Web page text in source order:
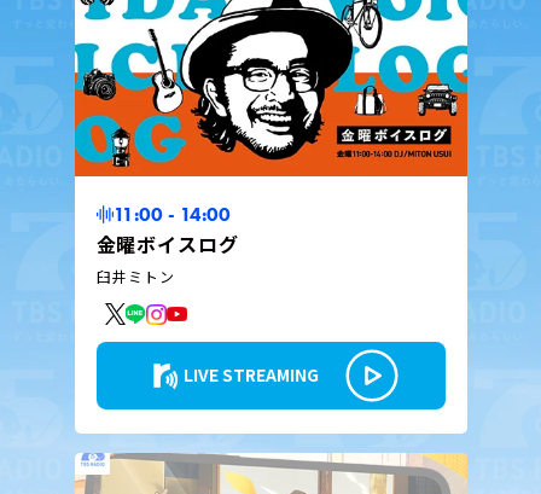
今日の番組表
トピックス
TBS Podcast
お知らせ
イベント・グッズ
YouTube
会社情報
11:00 - 14:00
金曜ボイスログ
臼井ミトン
LIVE STREAMING